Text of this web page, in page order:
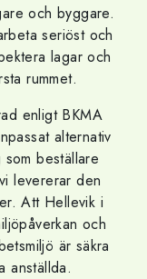
och byggare.
seriöst och
lagar och
rummet.
enligt BKMA
alternativ
beställare
levererar den
Att Hellevik i
och
är säkra
anställda.